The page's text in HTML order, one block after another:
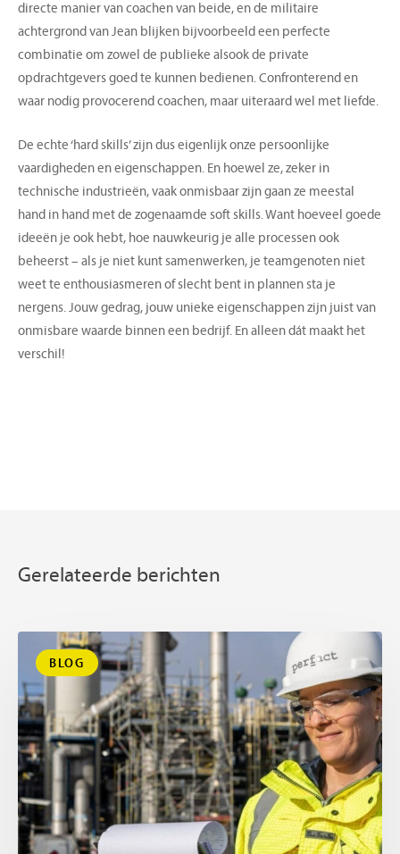
directe manier van coachen van beide, en de militaire
achtergrond van Jean blijken bijvoorbeeld een perfecte
combinatie om zowel de publieke alsook de private
opdrachtgevers goed te kunnen bedienen. Confronterend en
waar nodig provocerend coachen, maar uiteraard wel met liefde.
De echte ‘hard skills’ zijn dus eigenlijk onze persoonlijke
vaardigheden en eigenschappen. En hoewel ze, zeker in
technische industrieën, vaak onmisbaar zijn gaan ze meestal
hand in hand met de zogenaamde soft skills. Want hoeveel goede
ideeën je ook hebt, hoe nauwkeurig je alle processen ook
beheerst – als je niet kunt samenwerken, je teamgenoten niet
weet te enthousiasmeren of slecht bent in plannen sta je
nergens. Jouw gedrag, jouw unieke eigenschappen zijn juist van
onmisbare waarde binnen een bedrijf. En alleen dát maakt het
verschil!
Gerelateerde berichten
BLOG